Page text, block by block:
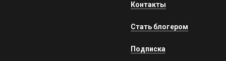
Контакты
Стать блогером
Подписка